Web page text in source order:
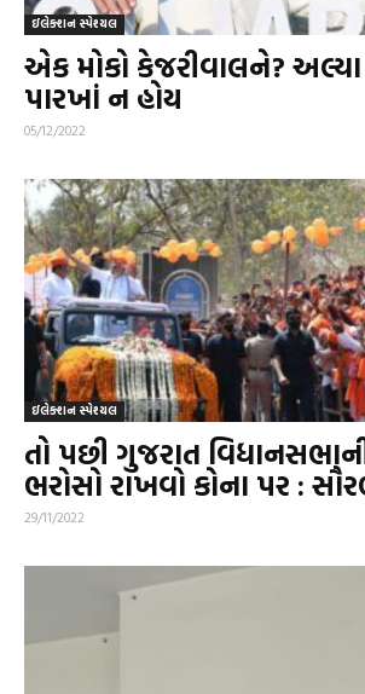
ઇલેક્શન સ્પેશ્યલ
એક મોકો કેજરીવાલને?
પારખાં ન હોય
05/12/2022
ઇલેક્શન સ્પેશ્યલ
તો પછી ગુજરાત
ભરોસો રાખવો કોના પર :
29/11/2022